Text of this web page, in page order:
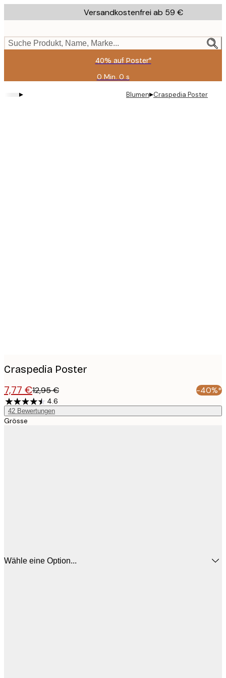
to
content.
Versandkostenfrei ab 59 €
Suche Produkt, Name, Marke...
40% auf Poster*
0 Min. 0 s
Gültig
2026-
▸ Blumen▸Craspedia Poster
Craspedia Poster
7,77 €12,95 € -40%*
4.6
42 Bewertungen
Grösse
Wähle eine Option...